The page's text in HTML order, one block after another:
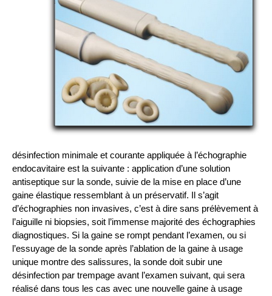
désinfection minimale et courante appliquée à l’échographie
endocavitaire est la suivante : application d’une solution
antiseptique sur la sonde, suivie de la mise en place d’une
gaine élastique ressemblant à un préservatif. Il s’agit
d’échographies non invasives, c’est à dire sans prélèvement à
l’aiguille ni biopsies, soit l’immense majorité des échographies
diagnostiques. Si la gaine se rompt pendant l’examen, ou si
l’essuyage de la sonde après l’ablation de la gaine à usage
unique montre des salissures, la sonde doit subir une
désinfection par trempage avant l’examen suivant, qui sera
réalisé dans tous les cas avec une nouvelle gaine à usage